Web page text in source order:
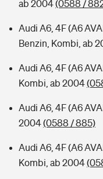
ab 2004(0588 /
Audi A6, 4F (A6
Benzin, Kombi, ab
Audi A6, 4F (A6
Kombi, ab 2004
Audi A6, 4F (A6
2004(0588 / 885)
Audi A6, 4F (A6
Kombi, ab 2004